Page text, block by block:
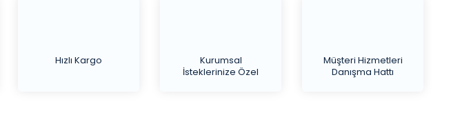
Hızlı Kargo
Kurumsal
İsteklerinize Özel
Müşteri Hizmetleri
Danışma Hattı